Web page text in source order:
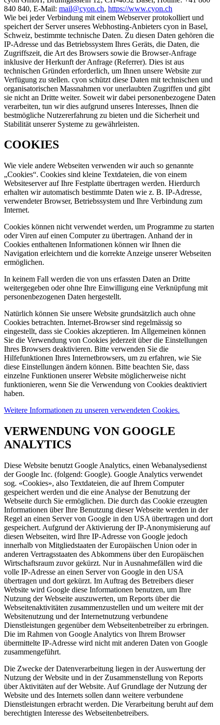
840 840, E-Mail: mail@cyon.ch, https://www.cyon.ch
Wie bei jeder Verbindung mit einem Webserver protokolliert und
speichert der Server unseres Webhosting-Anbieters cyon in Basel,
Schweiz, bestimmte technische Daten. Zu diesen Daten gehören die
IP-Adresse und das Betriebssystem Ihres Geräts, die Daten, die
Zugriffszeit, die Art des Browsers sowie die Browser-Anfrage
inklusive der Herkunft der Anfrage (Referrer). Dies ist aus
technischen Gründen erforderlich, um Ihnen unsere Website zur
Verfügung zu stellen. cyon schützt diese Daten mit technischen und
organisatorischen Massnahmen vor unerlaubten Zugriffen und gibt
sie nicht an Dritte weiter. Soweit wir dabei personenbezogene Daten
verarbeiten, tun wir dies aufgrund unseres Interesses, Ihnen die
bestmögliche Nutzererfahrung zu bieten und die Sicherheit und
Stabilität unserer Systeme zu gewährleisten.
COOKIES
Wie viele andere Webseiten verwenden wir auch so genannte
„Cookies“. Cookies sind kleine Textdateien, die von einem
Websiteserver auf Ihre Festplatte übertragen werden. Hierdurch
erhalten wir automatisch bestimmte Daten wie z. B. IP-Adresse,
verwendeter Browser, Betriebssystem und Ihre Verbindung zum
Internet.
Cookies können nicht verwendet werden, um Programme zu starten
oder Viren auf einen Computer zu übertragen. Anhand der in
Cookies enthaltenen Informationen können wir Ihnen die
Navigation erleichtern und die korrekte Anzeige unserer Webseiten
ermöglichen.
In keinem Fall werden die von uns erfassten Daten an Dritte
weitergegeben oder ohne Ihre Einwilligung eine Verknüpfung mit
personenbezogenen Daten hergestellt.
Natürlich können Sie unsere Website grundsätzlich auch ohne
Cookies betrachten. Internet-Browser sind regelmässig so
eingestellt, dass sie Cookies akzeptieren. Im Allgemeinen können
Sie die Verwendung von Cookies jederzeit über die Einstellungen
Ihres Browsers deaktivieren. Bitte verwenden Sie die
Hilfefunktionen Ihres Internetbrowsers, um zu erfahren, wie Sie
diese Einstellungen ändern können. Bitte beachten Sie, dass
einzelne Funktionen unserer Website möglicherweise nicht
funktionieren, wenn Sie die Verwendung von Cookies deaktiviert
haben.
Weitere Informationen zu unseren verwendeten Cookies.
VERWENDUNG VON GOOGLE
ANALYTICS
Diese Website benutzt Google Analytics, einen Webanalysedienst
der Google Inc. (folgend: Google). Google Analytics verwendet
sog. «Cookies», also Textdateien, die auf Ihrem Computer
gespeichert werden und die eine Analyse der Benutzung der
Webseite durch Sie ermöglichen. Die durch das Cookie erzeugten
Informationen über Ihre Benutzung dieser Webseite werden in der
Regel an einen Server von Google in den USA übertragen und dort
gespeichert. Aufgrund der Aktivierung der IP-Anonymisierung auf
diesen Webseiten, wird Ihre IP-Adresse von Google jedoch
innerhalb von Mitgliedstaaten der Europäischen Union oder in
anderen Vertragsstaaten des Abkommens über den Europäischen
Wirtschaftsraum zuvor gekürzt. Nur in Ausnahmefällen wird die
volle IP-Adresse an einen Server von Google in den USA
übertragen und dort gekürzt. Im Auftrag des Betreibers dieser
Website wird Google diese Informationen benutzen, um Ihre
Nutzung der Webseite auszuwerten, um Reports über die
Webseitenaktivitäten zusammenzustellen und um weitere mit der
Websitenutzung und der Internetnutzung verbundene
Dienstleistungen gegenüber dem Webseitenbetreiber zu erbringen.
Die im Rahmen von Google Analytics von Ihrem Browser
übermittelte IP-Adresse wird nicht mit anderen Daten von Google
zusammengeführt.
Die Zwecke der Datenverarbeitung liegen in der Auswertung der
Nutzung der Website und in der Zusammenstellung von Reports
über Aktivitäten auf der Website. Auf Grundlage der Nutzung der
Website und des Internets sollen dann weitere verbundene
Dienstleistungen erbracht werden. Die Verarbeitung beruht auf dem
berechtigten Interesse des Webseitenbetreibers.